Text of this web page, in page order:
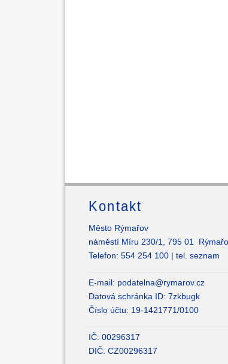
Kontakt
Město Rýmařov
náměstí Míru 230/1, 795 01
Telefon: 554 254 100 | tel. seznam
E-mail: podatelna@rymarov.cz
Datová schránka ID: 7zkbugk
Číslo účtu: 19-1421771/0100
IČ: 00296317
DIČ: CZ00296317